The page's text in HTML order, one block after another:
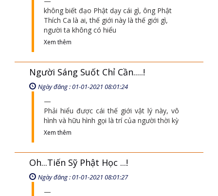
không biết đạo Phật dạy cái gì, ông Phật
Thích Ca là ai, thế giới này là thế giới gì,
người ta không có hiểu
Xem thêm
Người Sáng Suốt Chỉ Cần.....!
Ngày đăng : 01-01-2021 08:01:24
Phải hiểu được cái thế giới vật lý này, vô
hình và hữu hình gọi là trí của người thời kỳ
Xem thêm
Oh...Tiến Sỹ Phật Học ...!
Ngày đăng : 01-01-2021 08:01:27